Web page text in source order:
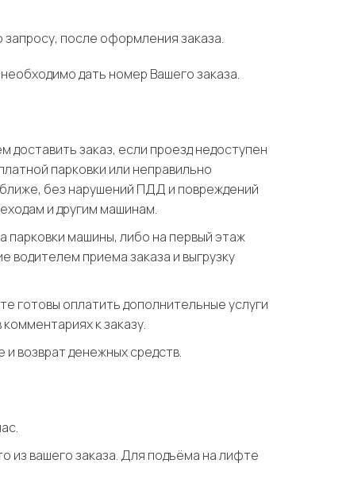
после оформления заказа.
дать номер Вашего заказа.
заказ, если проезд недоступен
парковки или неправильно
без нарушений ПДД и повреждений
и другим машинам.
парковки машины, либо на первый этаж
приема заказа и выгрузку
готовы оплатить дополнительные услуги
к заказу.
и возврат денежных средств.
из вашего заказа. Для подъёма на лифте